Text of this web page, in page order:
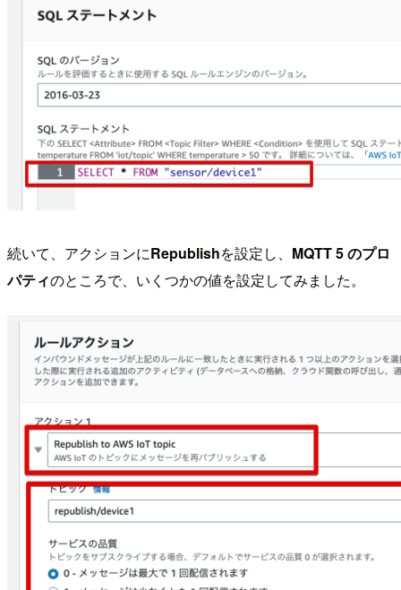
続いて、アクションにRepublishを設定し、 MQTT 5 のプロ
パティのところで、いくつかの値を設定してみました。